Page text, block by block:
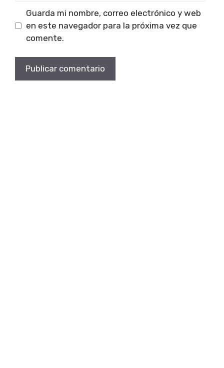
Guarda mi nombre, correo electrónico y web
en este navegador para la próxima vez que
comente.